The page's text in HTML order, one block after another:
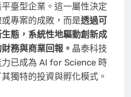
臺型企業。這一屬性決定
專案的成敗，而是透過可
態，系統性地驅動創新成
務與商業回報。 晶泰科技
已成為 AI for Science 時
獨特的投資與孵化模式。